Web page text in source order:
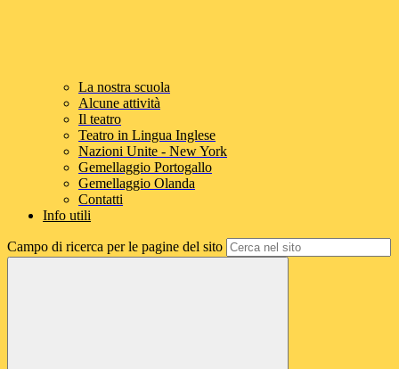
La nostra scuola
Alcune attività
Il teatro
Teatro in Lingua Inglese
Nazioni Unite - New York
Gemellaggio Portogallo
Gemellaggio Olanda
Contatti
Info utili
Campo di ricerca per le pagine del sito